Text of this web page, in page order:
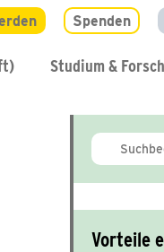
Spenden
Studium &
Vorteile